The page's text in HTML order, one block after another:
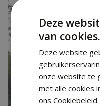
Deze
van cookies.
Deze website
onze website te
met alle cookies
ons Cookiebeleid.